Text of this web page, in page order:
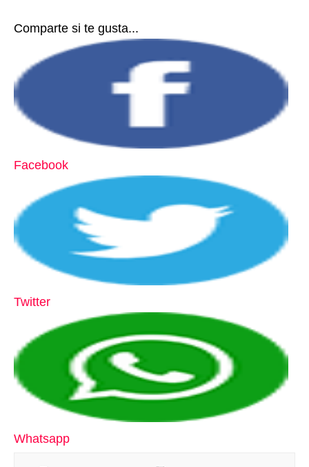
Comparte si te gusta...
Facebook
Twitter
Whatsapp